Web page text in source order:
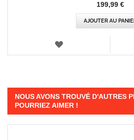
199,99 €
AJOUTER AU
AJOUTER
NOUS AVONS TROUVÉ D'AUTRES
POURRIEZ AIMER !